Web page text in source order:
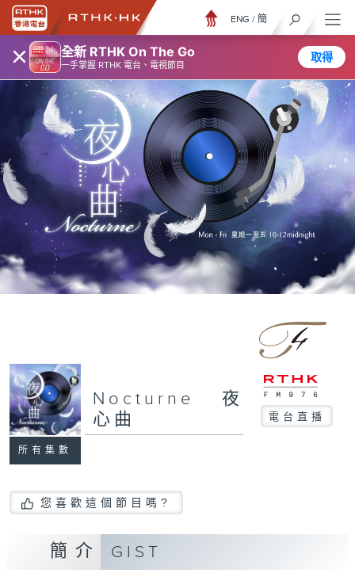
× 全新 RTHK On The Go
一手掌握 RTHK 電台、電視節目
取得
ENG / 簡
所有集數
Nocturne 夜
心曲
電台直播
您喜歡這個節目嗎?
簡介 GIST